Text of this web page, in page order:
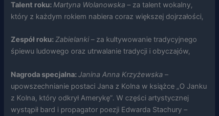
Talent roku:Martyna Wolanowska – za talent wokalny,
który z każdym rokiem nabiera coraz większej dojrzałości,
Zespół roku:Zabielanki– za kultywowanie tradycyjnego
śpiewu ludowego oraz utrwalanie tradycji i obyczajów,
Nagroda specjalna:Janina Anna Krzyżewska –
upowszechnianie postaci Jana z Kolna w książce „O Janku
z Kolna, który odkrył Amerykę”. W części artystycznej
wystąpił bard i propagator poezji Edwarda Stachury –
strona
internetowa
podczas
twojego
przejścia na nią.
Jeśli odrzucisz
te pliki cookie,